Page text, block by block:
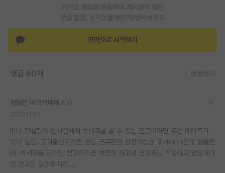
반도체 아카데미
재팬라운지 🌸
카카오 계정과 연동하여 게시글에 달린
댓글 알람, 소식등을 빠르게 받아보세요
카카오로 시작하기
댓글 50개 댓글쓰기
점잖은 아르키메데스
IB나 컨설팅이 현시점에서 빅테크를 갈 수 있는 전공이라면 무슨 메리트가
있나 싶음. 공대출신이라면 연봉 근무환경 성장가능성 뭐하나 나은게 없을텐
데. 빅테크를 못가는 전공이라면 여전히 최고의 연봉주는 직종이고 연봉하나
만 보고도 갈만하지만….